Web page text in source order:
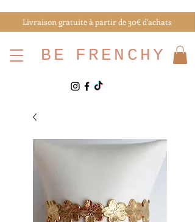
Livraison gratuite à partir de 30€ d'achats
BE FRENCHY